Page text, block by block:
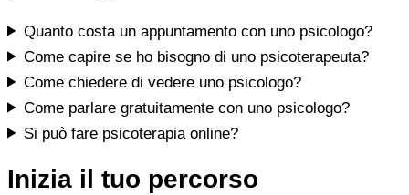
Quanto costa un appuntamento con uno psicologo?
Come capire se ho bisogno di uno psicoterapeuta?
Come chiedere di vedere uno psicologo?
Come parlare gratuitamente con uno psicologo?
Si può fare psicoterapia online?
Inizia il tuo percorso